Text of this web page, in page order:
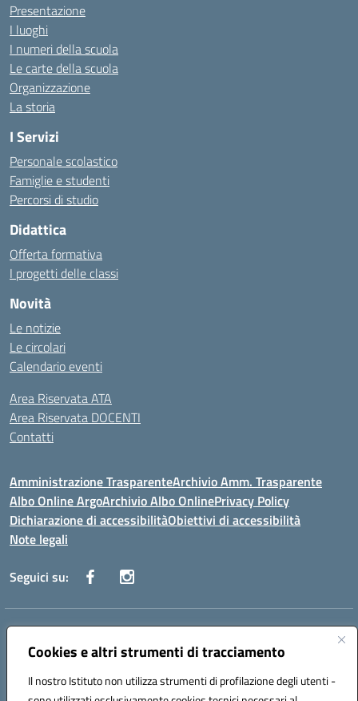
Cookies e altri strumenti di tracciamento
Il nostro Istituto non utilizza strumenti di profilazione degli utenti -
Presentazione
I luoghi
I numeri della scuola
Le carte della scuola
Organizzazione
La storia
I Servizi
Personale scolastico
Famiglie e studenti
Percorsi di studio
Didattica
Offerta formativa
I progetti delle classi
Novità
Le notizie
Le circolari
Calendario eventi
Area Riservata ATA
Area Riservata DOCENTI
Contatti
Amministrazione TrasparenteArchivio Amm. Trasparente
Albo Online ArgoArchivio Albo OnlinePrivacy Policy
Dichiarazione di accessibilitàObiettivi di accessibilità
Note legali
Seguici su:
Indirizzo:
Centralino:0823 742191 Email:CEIC8BC00Q@istruzione.it
Codice fiscale: 93117040613